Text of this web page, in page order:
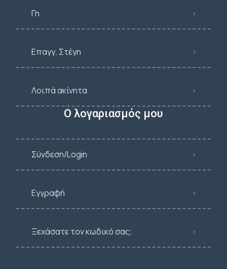
Γη
Επαγγ. Στέγη
Λοιπά ακίνητα
Ο λογαριασμός μου
Σύνδεση/Login
Εγγραφή
Ξεχάσατε τον κωδικό σας;